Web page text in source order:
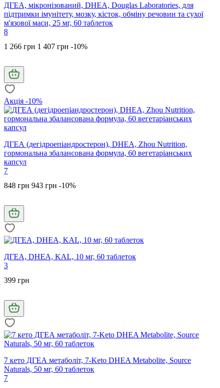
ДГЕА, мікронізований, DHEA, Douglas Laboratories, для
підтримки імунітету, мозку, кісток, обміну речовин та сухої
м'язової маси, 25 мг, 60 таблеток
8
1 266 грн 1 407 грн -10%
Акція -10%
ДГЕА (дегідроепіандростерон), DHEA, Zhou Nutrition,
гормональна збалансована формула, 60 вегетаріанських
капсул
7
848 грн 943 грн -10%
ДГЕА, DHEA, KAL, 10 мг, 60 таблеток
3
399 грн
7 кето ДГЕА метаболіт, 7-Keto DHEA Metabolite, Source
Naturals, 50 мг, 60 таблеток
7